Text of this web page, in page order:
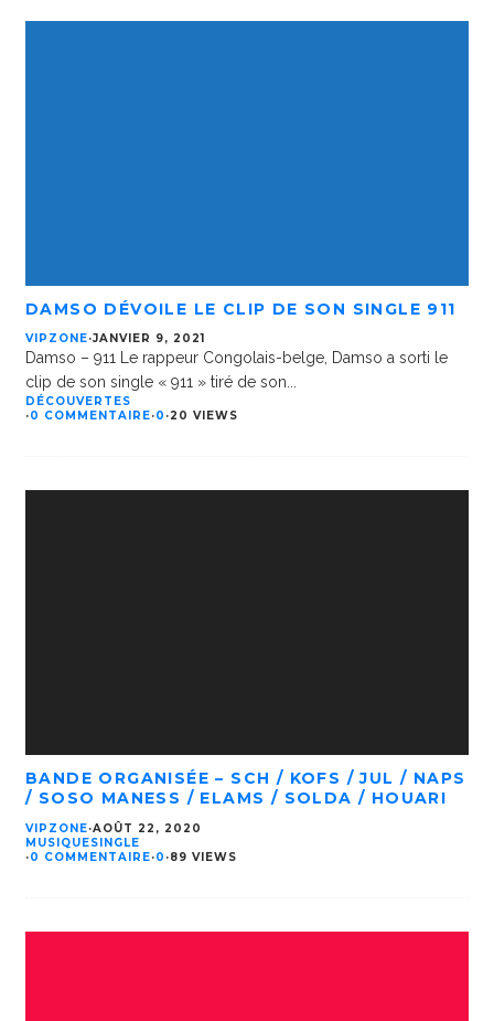
DAMSO DÉVOILE LE CLIP DE SON SINGLE 911
VIPZONE·JANVIER 9, 2021
Damso – 911 Le rappeur Congolais-belge, Damso a sorti le
clip de son single « 911 » tiré de son...
DÉCOUVERTES
·0 COMMENTAIRE·0 ·20 VIEWS
BANDE ORGANISÉE – SCH / KOFS / JUL / NAPS
/ SOSO MANESS / ELAMS / SOLDA / HOUARI
VIPZONE·AOÛT 22, 2020
MUSIQUESINGLE
·0 COMMENTAIRE·0 ·89 VIEWS